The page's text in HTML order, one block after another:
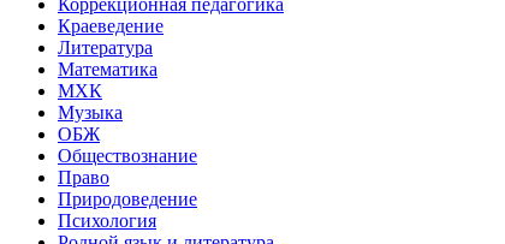
Краеведение
Литература
Математика
МХК
Музыка
ОБЖ
Обществознание
Право
Природоведение
Психология